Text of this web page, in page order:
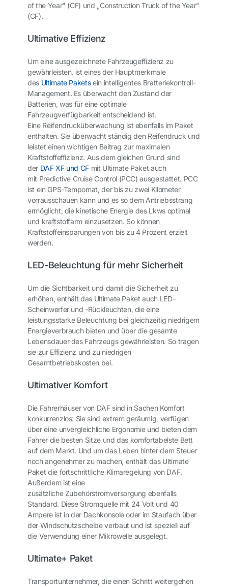
of the Year" (CF) und „Construction Truck of the Year"
(CF).
Ultimative Effizienz
Um eine ausgezeichnete Fahrzeugeffizienz zu
gewährleisten, ist eines der Hauptmerkmale
des Ultimate Paketsein intelligentes Bratteriekontroll-
Management. Es überwacht den Zustand der
Batterien, was für eine optimale
Fahrzeugverfügbarkeit entscheidend ist.
Eine Reifendrucküberwachung ist ebenfalls im Paket
enthalten. Sie überwacht ständig den Reifendruck und
leistet einen wichtigen Beitrag zur maximalen
Kraftstoffeffizienz. Aus dem gleichen Grund sind
der DAF XF und CF mit Ultimate Paket auch
mit Predictive Cruise Control(PCC) ausgestattet. PCC
ist ein GPS-Tempomat, der bis zu zwei Kilometer
vorrausschauen kann und es so dem Antriebsstrang
ermöglicht, die kinetische Energie des Lkws optimal
und kraftstoffarm einzusetzen. So können
Kraftstoffeinsparungen von bis zu 4 Prozent erzielt
werden.
LED-Beleuchtung für mehr Sicherheit
Um die Sichtbarkeit und damit die Sicherheit zu
erhöhen, enthält das Ultimate Paket auch LED-
Scheinwerferund -Rückleuchten, die eine
leistungsstarke Beleuchtung bei gleichzeitig niedrigem
Energieverbrauch bieten und über die gesamte
Lebensdauer des Fahrzeugs gewährleisten. So tragen
sie zur Effizienz und zu niedrigen
Gesamtbetriebskosten bei.
Ultimativer Komfort
Die Fahrerhäuser von DAF sind in Sachen Komfort
konkurrenzlos: Sie sind extrem geräumig, verfügen
über eine unvergleichliche Ergonomie und bieten dem
Fahrer die besten Sitze und das komfortabelste Bett
auf dem Markt. Und um das Leben hinter dem Steuer
noch angenehmer zu machen, enthält das Ultimate
Paket die fortschrittliche Klimaregelung von DAF.
Außerdem ist eine
zusätzlicheZubehörstromversorgung ebenfalls
Standard. Diese Stromquelle mit 24 Volt und 40
Ampere ist in der Dachkonsole oder im Staufach über
der Windschutzscheibe verbaut und ist speziell auf
die Verwendung einer Mikrowelle ausgelegt.
Ultimate+ Paket
Transportunternehmer, die einen Schritt weitergehen